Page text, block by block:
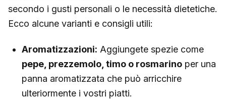
secondo i gusti personali o le necessità dietetiche.
Ecco alcune varianti e consigli utili:
Aromatizzazioni: Aggiungete spezie come
pepe, prezzemolo, timo o rosmarino per una
panna aromatizzata che può arricchire
ulteriormente i vostri piatti.